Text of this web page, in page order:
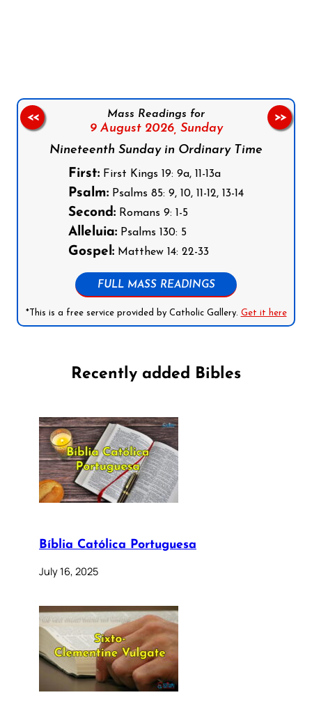
Mass Readings for
9 August 2026, Sunday
Nineteenth Sunday in Ordinary Time
First: First Kings 19: 9a, 11-13a
Psalm: Psalms 85: 9, 10, 11-12, 13-14
Second: Romans 9: 1-5
Alleluia: Psalms 130: 5
Gospel: Matthew 14: 22-33
FULL MASS READINGS
*This is a free service provided by Catholic Gallery. Get it here
<< >>
Recently added Bibles
Bíblia Católica Portuguesa
July 16, 2025